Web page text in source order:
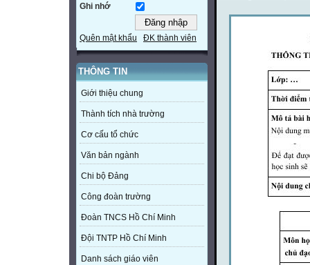
Ghi nhớ
Quên mật khẩu ĐK thành viên
THÔNG TIN
Giới thiệu chung
Thành tích nhà trường
Cơ cấu tổ chức
Văn bản ngành
Chi bộ Đảng
Công đoàn trường
Đoàn TNCS Hồ Chí Minh
Đội TNTP Hồ Chí Minh
Danh sách giáo viên